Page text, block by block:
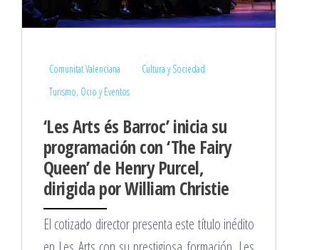
Comunitat Valenciana
Cultura y Sociedad
Turismo, Ocio y Eventos
‘Les Arts és Barroc’ inicia su
programación con ‘The Fairy
Queen’ de Henry Purcel,
dirigida por William Christie
El cotizado director presenta este título inédito